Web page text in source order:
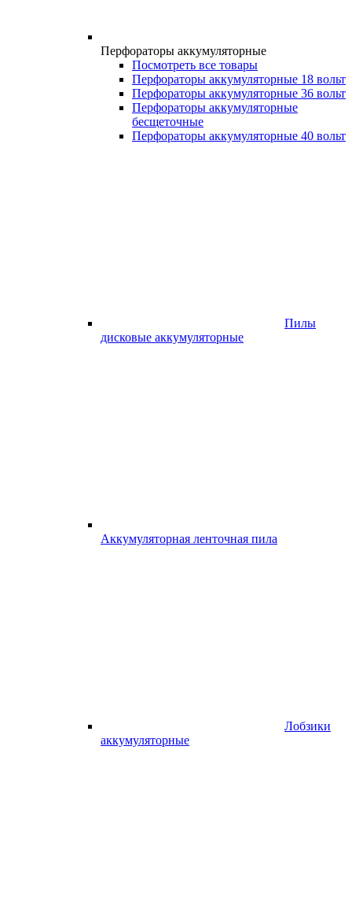
Перфораторы аккумуляторные
Посмотреть все товары
Перфораторы аккумуляторные 18 вольт
Перфораторы аккумуляторные 36 вольт
Перфораторы аккумуляторные
бесщеточные
Перфораторы аккумуляторные 40 вольт
Пилы
дисковые аккумуляторные
Аккумуляторная ленточная пила
Лобзики
аккумуляторные